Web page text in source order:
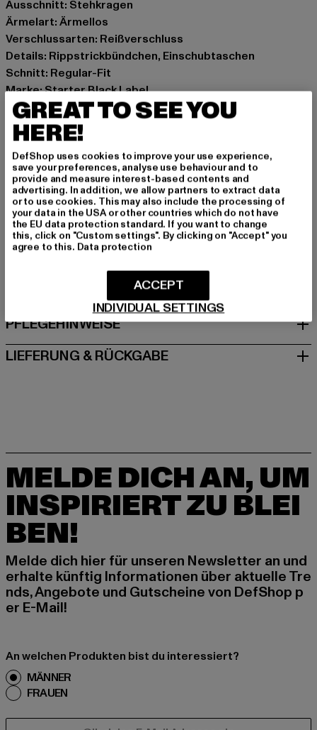
Ausschnitt: Stehkragen
Ärmelart: Ärmellos
Verschlussarten: Reißverschluss
Details: Rippstrickbündchen, Einschubtaschen
Schnitt: Regular-Fit
Marke: Starter Black Label
Kat.: Bomberjacken
Farbe: braun, grün
Hersteller Farbe: bark/darkolive
Materialzusammensetzung: 100% Nylon
Art.Nr: ST281-04115
Hersteller: TB International GmbH |info@tbint.de
Dr.-Robert-Murjahn-Straße 7 | 64372 Ober-Ramstadt |
DE
GRÖSSE & PASSFORM
PFLEGEHINWEISE
LIEFERUNG & RÜCKGABE
MELDE DICH AN, UM
INSPIRIERT ZU BLEI
BEN!
Melde dich hier für unseren Newsletter an und
erhalte künftig Informationen über aktuelle Tre
nds, Angebote und Gutscheine von DefShop p
er E-Mail!
An welchen Produkten bist du interessiert?
MÄNNER
FRAUEN
GREAT TO SEE YOU
HERE!
DefShop uses cookies to improve your use experience,
save your preferences, analyse use behaviour and to
provide and measure interest-based contents and
advertising. In addition, we allow partners to extract data
or to use cookies. This may also include the processing of
your data in the USA or other countries which do not have
the EU data protection standard. If you want to change
this, click on "Custom settings". By clicking on "Accept" you
agree to this. Data protection
INDIVIDUAL SETTINGS
ACCEPT